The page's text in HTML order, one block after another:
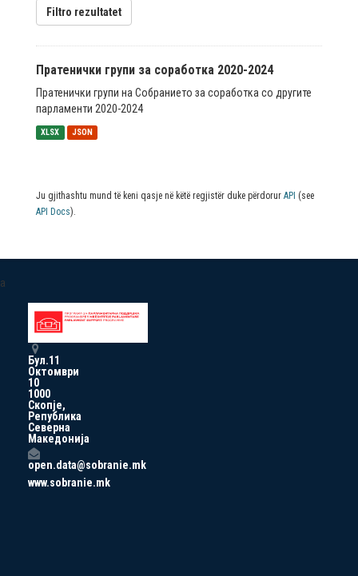
Filtro rezultatet
Пратенички групи за соработка 2020-2024
Пратенички групи на Собранието за соработка со другите
парламенти 2020-2024
XLSX JSON
Ju gjithashtu mund të keni qasje në këtë regjistër duke përdorur API (see
API Docs).
a
Бул.11
Октомври
10
1000
Скопје,
Република
Северна
Македонија
open.data@sobranie.mk
www.sobranie.mk